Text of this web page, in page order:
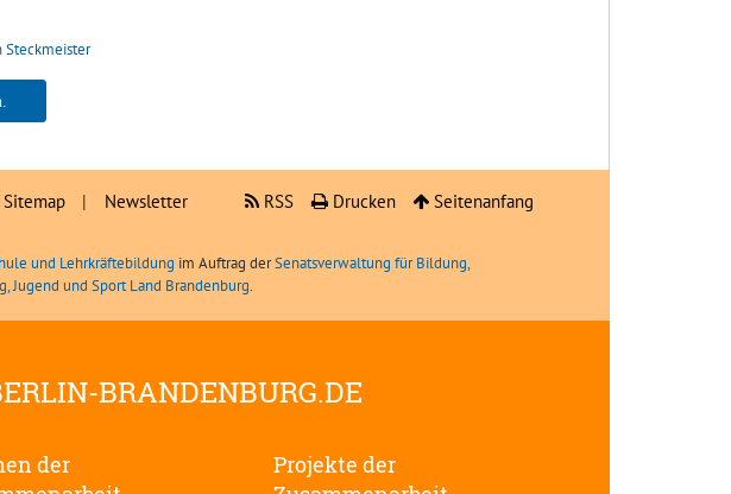
Steckmeister
Sitemap | Newsletter RSS Drucken Seitenanfang
und Lehrkräftebildung im Auftrag derSenatsverwaltung für Bildung,
Jugend und Sport Land Brandenburg.
BRANDENBURG.DE
der
Projekte der